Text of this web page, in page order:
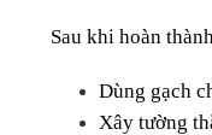
Sau khi hoàn
Dùng gạch
Xây tường